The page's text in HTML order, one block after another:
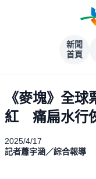
新聞
首頁
《麥塊》全
紅 痛扁水行
2025/4/17
記者蕭宇涵／綜合報導